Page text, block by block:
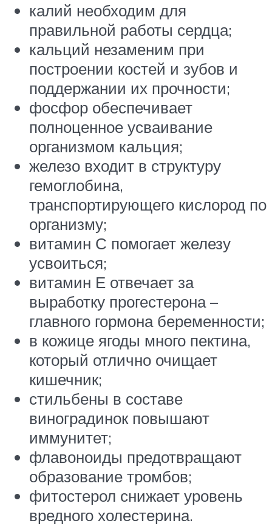
калий необходим для
правильной работы сердца;
кальций незаменим при
построении костей и зубов и
поддержании их прочности;
фосфор обеспечивает
полноценное усваивание
организмом кальция;
железо входит в структуру
гемоглобина,
транспортирующего кислород по
организму;
витамин С помогает железу
усвоиться;
витамин Е отвечает за
выработку прогестерона –
главного гормона беременности;
в кожице ягоды много пектина,
который отлично очищает
кишечник;
стильбены в составе
виноградинок повышают
иммунитет;
флавоноиды предотвращают
образование тромбов;
фитостерол снижает уровень
вредного холестерина.